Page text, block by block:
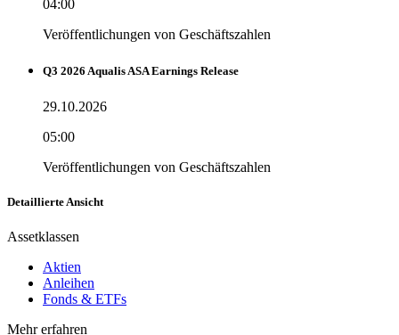
04:00
Veröffentlichungen von Geschäftszahlen
Q3 2026 Aqualis ASA Earnings Release
29.10.2026
05:00
Veröffentlichungen von Geschäftszahlen
Detaillierte Ansicht
Assetklassen
Aktien
Anleihen
Fonds & ETFs
Mehr erfahren